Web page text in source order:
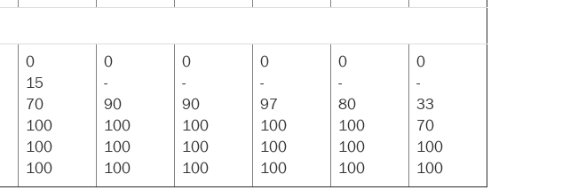
0
15
70
100
100
100
0
-
90
100
100
100
0
-
90
100
100
100
0
-
97
100
100
100
0
-
80
100
100
100
0
-
33
70
100
100